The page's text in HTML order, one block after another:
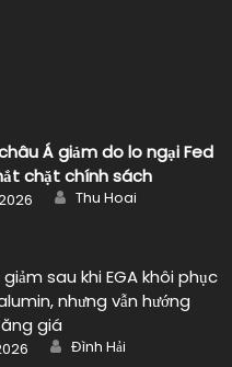
Á giảm do lo ngại Fed
chặt chính sách
Author
Thu Hoai
sau khi EGA khôi phục
nhưng vẫn hướng
giá
Author
Đình Hải